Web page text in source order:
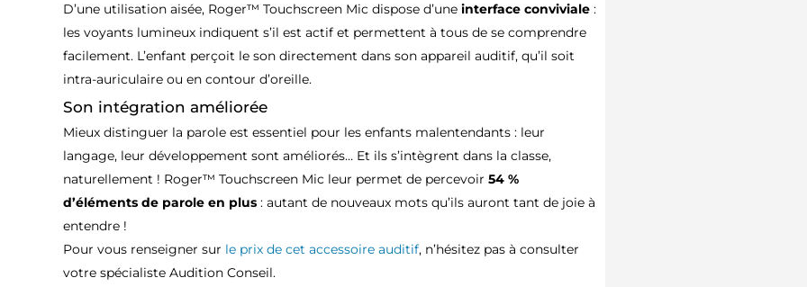
D’une utilisation aisée, Roger™ Touchscreen Mic dispose d’une interface conviviale :
les voyants lumineux indiquent s’il est actif et permettent à tous de se comprendre
facilement. L’enfant perçoit le son directement dans son appareil auditif, qu’il soit
intra-auriculaire ou en contour d’oreille.
Son intégration améliorée
Mieux distinguer la parole est essentiel pour les enfants malentendants : leur
langage, leur développement sont améliorés… Et ils s’intègrent dans la classe,
naturellement ! Roger™ Touchscreen Mic leur permet de percevoir 54 %
d’éléments de parole en plus : autant de nouveaux mots qu’ils auront tant de joie à
entendre !
Pour vous renseigner sur le prix de cet accessoire auditif, n’hésitez pas à consulter
votre spécialiste Audition Conseil.